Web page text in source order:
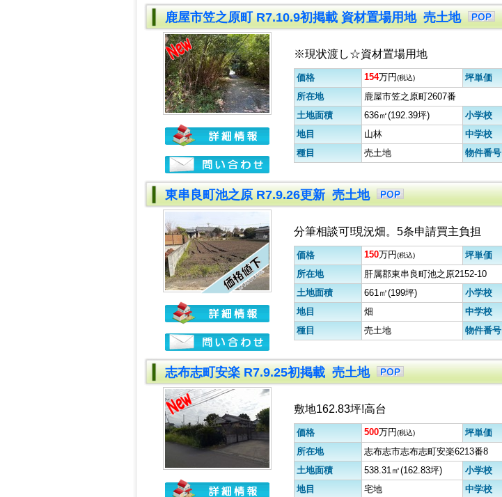
鹿屋市笠之原町 R7.10.9初掲載 資材置場用地 売土地
※現状渡し☆資材置場用地
価格 154万円(税込) 坪単価
所在地
鹿屋市笠之原町2607番
土地面積
636㎡(192.39坪) 小学校
地目
山林 中学校
種目
売土地 物件番号
東串良町池之原 R7.9.26更新 売土地
分筆相談可!現況畑。5条申請買主負担
価格 150万円(税込) 坪単価
所在地
肝属郡東串良町池之原2152-10
土地面積
661㎡(199坪) 小学校
地目
畑 中学校
種目
売土地 物件番号
志布志町安楽 R7.9.25初掲載 売土地
敷地162.83坪!高台
価格 500万円(税込) 坪単価
所在地
志布志市志布志町安楽6213番8
土地面積
538.31㎡(162.83坪) 小学校
地目
宅地 中学校